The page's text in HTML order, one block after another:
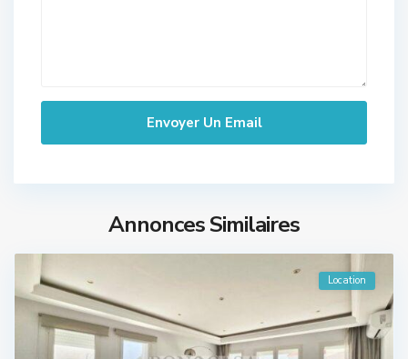
Annonces Similaires
Location